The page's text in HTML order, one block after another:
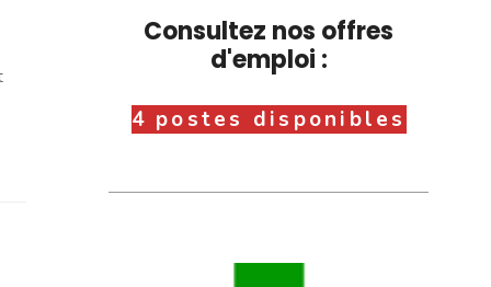
Consultez nos offres
d'emploi :
4 postes disponibles